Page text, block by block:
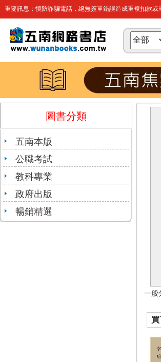
重要訊息：慎防詐騙電話，絕無簽單錯誤造成重複扣款
圖書分類
五南本版
公職考試
教科專業
政府出版
暢銷精選
一般